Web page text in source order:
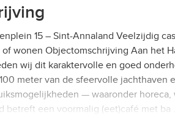
15 – Sint-Annaland Veelzijdig
wonen Objectomschrijving Aan het
wij dit karaktervolle en goed
meter van de sfeervolle
— waaronder
betreft een voormalig (eet)café met ba …